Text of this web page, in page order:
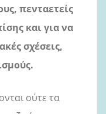
πενταετείς
και για να
σχέσεις,
ούτε τα